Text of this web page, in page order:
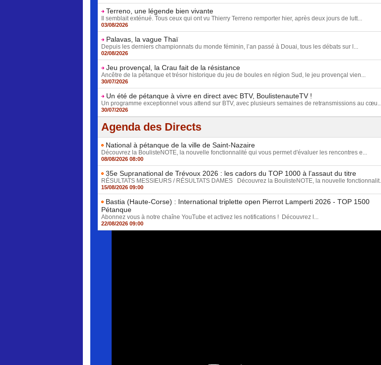
Terreno, une légende bien vivante
Il semblait exténué. Tous ceux qui ont vu Thierry Terreno remporter hier, après deux jours de lutt...
03/08/2026
Palavas, la vague Thaï
Depuis les derniers championnats du monde féminin, l’an passé à Douai, tous les débats sur l...
02/08/2026
Jeu provençal, la Crau fait de la résistance
Ancêtre de la pétanque et trésor historique du jeu de boules en région Sud, le jeu provençal vien...
30/07/2026
Un été de pétanque à vivre en direct avec BTV, BoulistenauteTV !
Un programme exceptionnel vous attend sur BTV, avec plusieurs semaines de retransmissions au cœu...
30/07/2026
Agenda des Directs
National à pétanque de la ville de Saint-Nazaire
Découvrez la BoulisteNOTE, la nouvelle fonctionnalité qui vous permet d'évaluer les rencontres e...
08/08/2026 08:00
35e Supranational de Trévoux 2026 : les cadors du TOP 1000 à l’assaut du titre
RÉSULTATS MESSIEURS / RÉSULTATS DAMES Découvrez la BoulisteNOTE, la nouvelle fonctionnalit...
15/08/2026 09:00
Bastia (Haute-Corse) : International triplette open Pierrot Lamperti 2026 - TOP 1500
Pétanque
Abonnez vous à notre chaîne YouTube et activez les notifications ! Découvrez l...
22/08/2026 09:00